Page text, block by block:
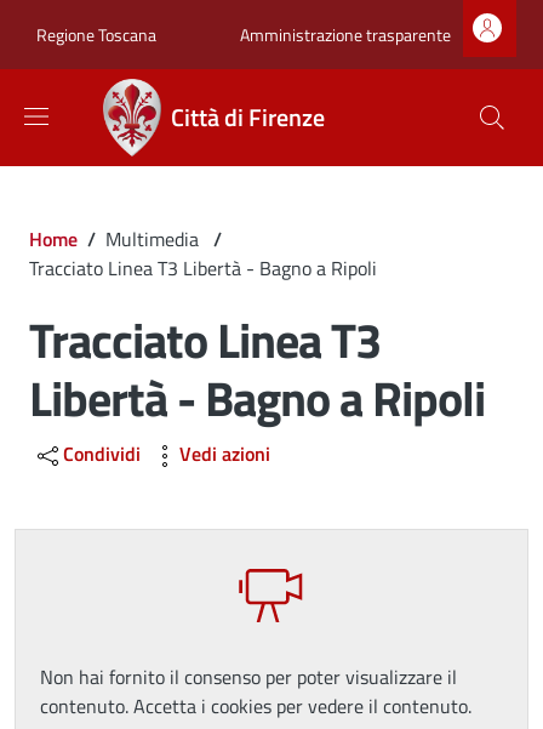
Regione Toscana Zona superiore
Amministrazione trasparente
Città di Firenze
Briciole di pane
Home / Multimedia /
Tracciato Linea T3 Libertà - Bagno a Ripoli
Tracciato Linea T3
Libertà - Bagno a Ripoli
Condividi Vedi azioni
Non hai fornito il consenso per poter visualizzare il
contenuto. Accetta i cookies per vedere il contenuto.